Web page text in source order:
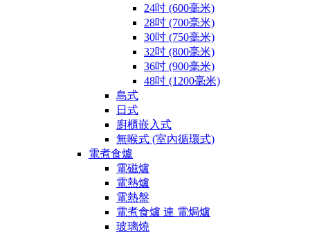
24吋 (600毫米)
28吋 (700毫米)
30吋 (750毫米)
32吋 (800毫米)
36吋 (900毫米)
48吋 (1200毫米)
島式
日式
廚櫃嵌入式
無喉式 (室內循環式)
電煮食爐
電磁爐
電熱爐
電熱盤
電煮食爐 連 電焗爐
玻璃燒